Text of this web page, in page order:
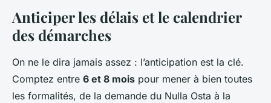
Anticiper les délais et le calendrier
des démarches
On ne le dira jamais assez : l’anticipation est la clé.
Comptez entre 6 et 8 mois pour mener à bien toutes
les formalités, de la demande du Nulla Osta à la